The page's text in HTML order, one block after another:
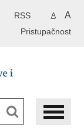
A A
RSS
Pristupačnost